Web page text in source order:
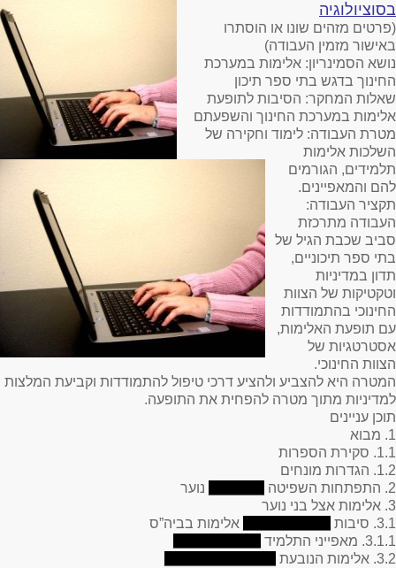
בסוציולוגיה
(פרטים מזהים שונו או הוסתרו
באישור מזמין העבודה)
נושא הסמינריון: אלימות במערכת
החינוך בדגש בתי ספר תיכון
שאלות המחקר: הסיבות לתופעת
אלימות במערכת החינוך והשפעתם
מטרת העבודה: לימוד וחקירה של
השלכות אלימות
תלמידים, הגורמים
להם והמאפיינים.
תקציר העבודה:
העבודה מתרכזת
סביב שכבת הגיל של
בתי ספר תיכוניים,
תדון במדיניות
וטקטיקות של הצוות
החינוכי בהתמודדות
עם תופעת האלימות,
אסטרטגיות של
הצוות החינוכי.
המטרה היא להצביע ולהציע דרכי טיפול להתמודדות וקביעת המלצות
למדיניות מתוך מטרה להפחית את התופעה.
תוכן עניינים
1. מבוא
1.1. סקירת הספרות
1.2. הגדרות מונחים
2. התפתחות השפיטה
נוער
3. אלימות אצל בני נוער
3.1. סיבות
אלימות בביה”ס
3.1.1. מאפייני התלמיד
3.2. אלימות הנובעת